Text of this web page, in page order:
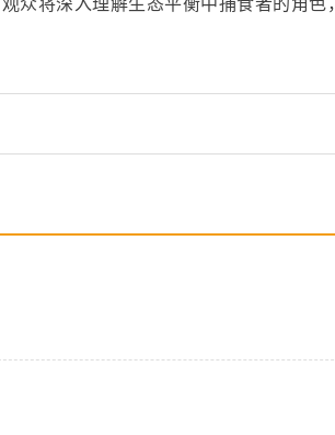
众将深入理解生态平衡中捕食者的角色